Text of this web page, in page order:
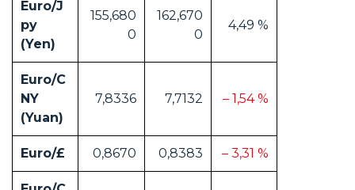
Euro/J
py
(Yen)
155,680
0
162,670
0
4,49 %
Euro/C
NY
(Yuan)
7,8336 7,7132 – 1,54 %
Euro/£ 0,8670 0,8383 – 3,31 %